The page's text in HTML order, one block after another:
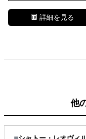
詳細を見る
他